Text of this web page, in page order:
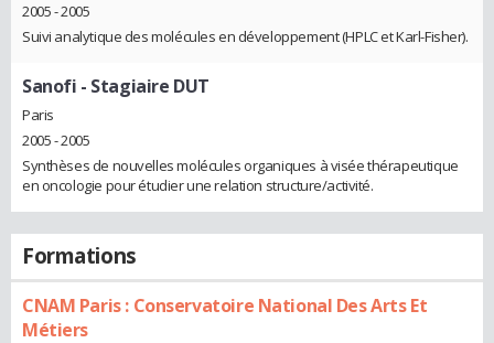
2005 - 2005
Suivi analytique des molécules en développement (HPLC et Karl-Fisher).
Sanofi - Stagiaire DUT
Paris
2005 - 2005
Synthèses de nouvelles molécules organiques à visée thérapeutique
en oncologie pour étudier une relation structure/activité.
Formations
CNAM Paris : Conservatoire National Des Arts Et
Métiers